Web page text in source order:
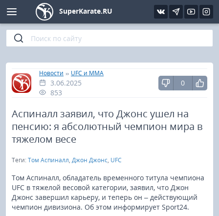
SuperKarate.RU
Главная
»
Новости » UFC и MMA
3.06.2025
853
0
Аспиналл заявил, что Джонс ушел на
пенсию: я абсолютный чемпион мира в
тяжелом весе
Теги:Том Аспиналл, Джон Джонс, UFC
Том Аспиналл, обладатель временного титула чемпиона
UFC в тяжелой весовой категории, заявил, что Джон
Джонс завершил карьеру, и теперь он – действующий
чемпион дивизиона. Об этом информирует Sport24.
Киокушинкай
Кёкусин (IFK)
Шинкиокушинкай
Кекусин-кан
Кикбоксинг и K-1
Бокс
UFC и MMA
Муай тай
Фото
Видео
Интервью
Статьи
Уроки каратэ
Файлы
Библиотека